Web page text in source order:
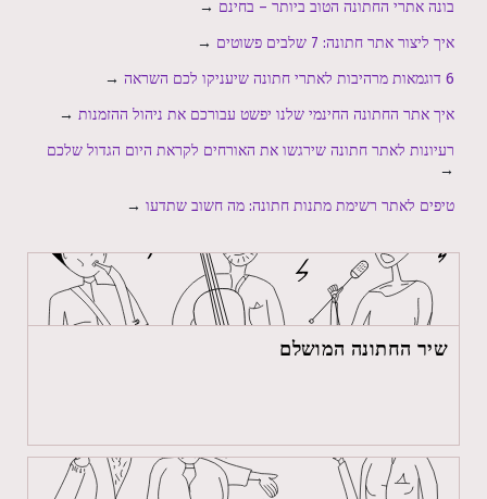
בונה אתרי החתונה הטוב ביותר – בחינם →
איך ליצור אתר חתונה: 7 שלבים פשוטים
→
6 דוגמאות מרהיבות לאתרי חתונה שיעניקו לכם השראה
→
איך אתר החתונה החינמי שלנו יפשט עבורכם את ניהול ההזמנות →
רעיונות לאתר חתונה שירגשו את האורחים לקראת היום הגדול שלכם
→
טיפים לאתר רשימת מתנות חתונה: מה חשוב שתדעו →
שיר החתונה המושלם